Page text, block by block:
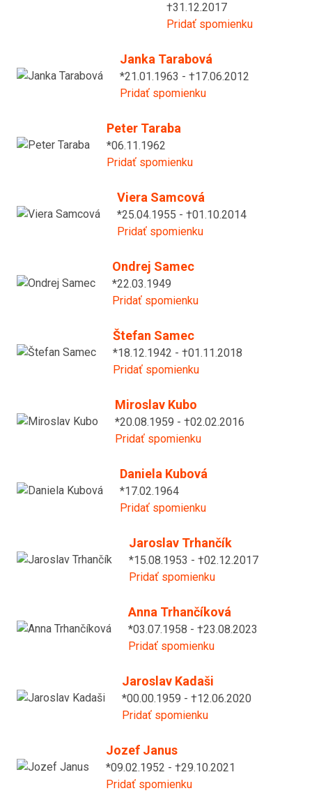
†31.12.2017
Pridať spomienku
Janka Tarabová
*21.01.1963 - †17.06.2012
Pridať spomienku
Peter Taraba
*06.11.1962
Pridať spomienku
Viera Samcová
*25.04.1955 - †01.10.2014
Pridať spomienku
Ondrej Samec
*22.03.1949
Pridať spomienku
Štefan Samec
*18.12.1942 - †01.11.2018
Pridať spomienku
Miroslav Kubo
*20.08.1959 - †02.02.2016
Pridať spomienku
Daniela Kubová
*17.02.1964
Pridať spomienku
Jaroslav Trhančík
*15.08.1953 - †02.12.2017
Pridať spomienku
Anna Trhančíková
*03.07.1958 - †23.08.2023
Pridať spomienku
Jaroslav Kadaši
*00.00.1959 - †12.06.2020
Pridať spomienku
Jozef Janus
*09.02.1952 - †29.10.2021
Pridať spomienku